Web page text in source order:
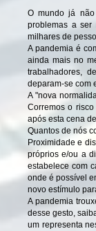
O mundo já
problemas a
milhares de
A pandemia é
ainda mais no
trabalhadores,
deparam-se com
A "nova
Corremos o
após esta cena
Quantos de nós
Proximidade e
próprios e/ou a
estabelece com
onde é possível
novo estímulo
A pandemia
desse gesto,
um representa